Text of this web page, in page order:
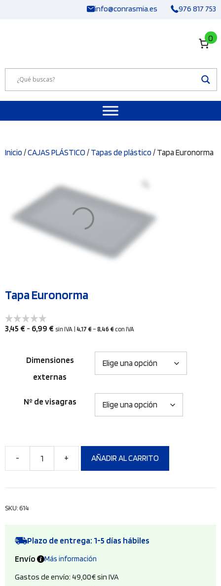
info@conrasmia.es 976 817 753
0
Inicio /CAJAS PLÁSTICO / Tapas de plástico / Tapa Euronorma
Tapa Euronorma
3,45 € - 6,99 € Rango
desde
3,45 €
6,99 €
sin IVA 4,17 € – 8,46 € con IVA
Dimensiones
externas
Nº de visagras
Tapa
cantidad
AÑADIR AL CARRITO
SKU:614
Plazo de entrega: 1-5 días hábiles
Envío
Más información
Gastos de envío: 49,00€ sin IVA